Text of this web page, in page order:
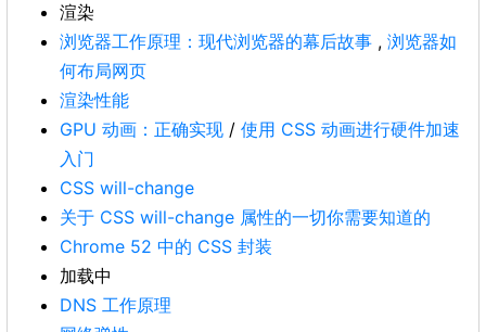
渲染
浏览器工作原理：现代浏览器的幕后故事 , 浏览器如
何布局网页
渲染性能
GPU 动画：正确实现 / 使用 CSS 动画进行硬件加速
入门
CSS will-change
关于 CSS will-change 属性的一切你需要知道的
Chrome 52 中的 CSS 封装
加载中
DNS 工作原理